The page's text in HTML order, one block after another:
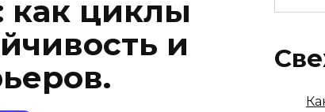
как циклы
и